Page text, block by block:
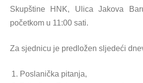
Skupštine HNK, Ulica Jakova
početkom u 11:00 sati.
Za sjednicu je predložen sljedeći
Poslanička pitanja,